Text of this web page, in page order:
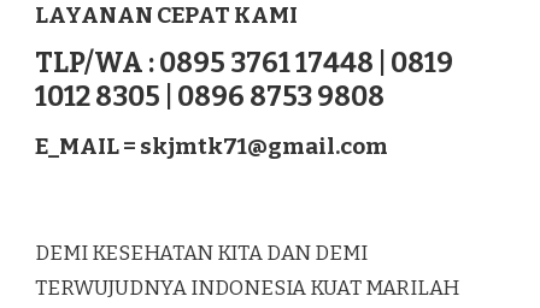
REDELONG
SUMATERA
LAYANAN CEPAT KAMI
TLP/WA : 0895 3761 17448 | 0819
1012 8305 | 0896 8753 9808
E_MAIL = skjmtk71@gmail.com
DEMI KESEHATAN KITA DAN DEMI
TERWUJUDNYA INDONESIA KUAT MARILAH